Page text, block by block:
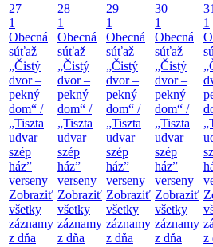
27
1
Obecná
súťaž
„Čistý
dvor –
pekný
dom“ /
„Tiszta
udvar –
szép
ház”
verseny
Zobraziť
všetky
záznamy
z dňa
28
1
Obecná
súťaž
„Čistý
dvor –
pekný
dom“ /
„Tiszta
udvar –
szép
ház”
verseny
Zobraziť
všetky
záznamy
z dňa
29
1
Obecná
súťaž
„Čistý
dvor –
pekný
dom“ /
„Tiszta
udvar –
szép
ház”
verseny
Zobraziť
všetky
záznamy
z dňa
30
1
Obecná
súťaž
„Čistý
dvor –
pekný
dom“ /
„Tiszta
udvar –
szép
ház”
verseny
Zobraziť
všetky
záznamy
z dňa
31
1
z